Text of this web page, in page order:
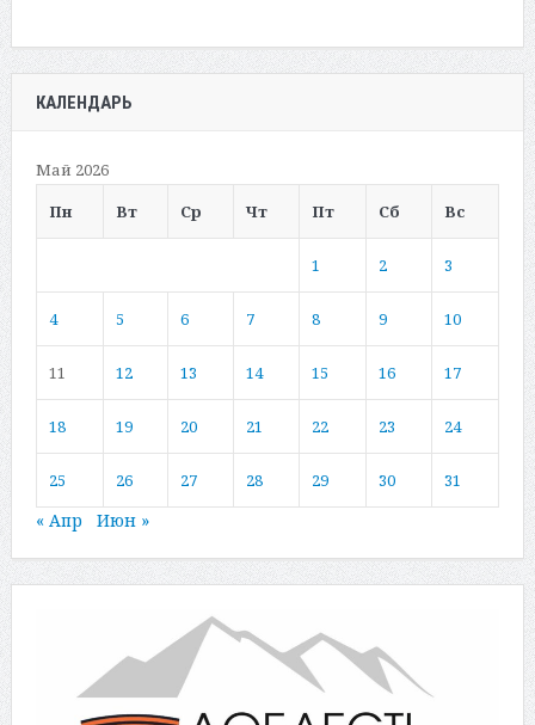
КАЛЕНДАРЬ
Май 2026
Пн
Вт Ср Чт Пт Сб Вс
1 2 3
4 5 6 7 8 9 10
11 12 13 14 15 16 17
18 19 20 21 22 23 24
25 26 27 28 29 30 31
« Апр Июн »